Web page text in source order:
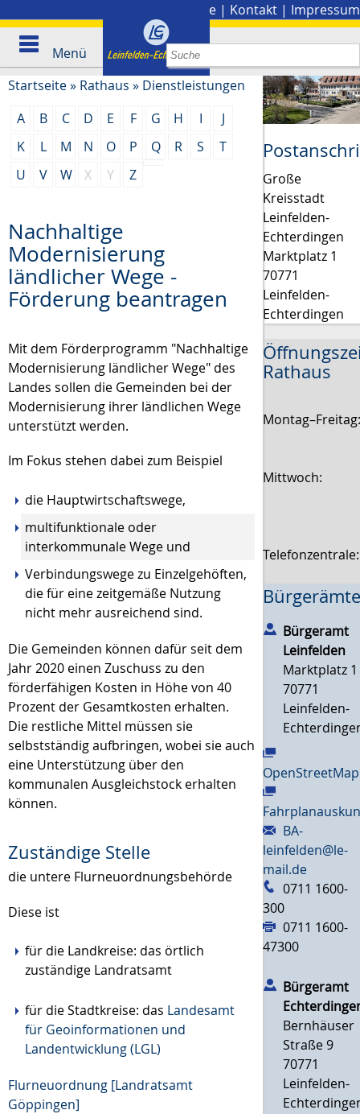
Presse | Kontakt | Impressum
Menü
Startseite» Rathaus » Dienstleistungen
A
B C D E F G H I
J
K
L M N O P Q R S
T
U
V W X Y Z
Nachhaltige
Modernisierung
ländlicher Wege -
Förderung beantragen
Mit dem Förderprogramm "Nachhaltige
Modernisierung ländlicher Wege" des
Landes sollen die Gemeinden bei der
Modernisierung ihrer ländlichen Wege
unterstützt werden.
Im Fokus stehen dabei zum Beispiel
die Hauptwirtschaftswege,
multifunktionale oder
interkommunale Wege und
Verbindungswege zu Einzelgehöften,
die für eine zeitgemäße Nutzung
nicht mehr ausreichend sind.
Die Gemeinden können dafür seit dem
Jahr 2020 einen Zuschuss zu den
förderfähigen Kosten in Höhe von 40
Prozent der Gesamtkosten erhalten.
Die restliche Mittel müssen sie
selbstständig aufbringen, wobei sie auch
eine Unterstützung über den
kommunalen Ausgleichstock erhalten
können.
Zuständige Stelle
die untere Flurneuordnungsbehörde
Diese ist
für die Landkreise: das örtlich
zuständige Landratsamt
für die Stadtkreise: das Landesamt
für Geoinformationen und
Landentwicklung (LGL)
Flurneuordnung [Landratsamt
Göppingen]
Große
Kreisstadt
Leinfelden-
Echterdingen
Marktplatz 1
70771
Leinfelden-
Echterdingen
Rathaus
Mittwoch:
Bürgeramt
Leinfelden
Marktplatz 1
70771
Leinfelden-
OpenStreetMap
BA-
leinfelden@le-
mail.de
0711 1600-
300
0711 1600-
47300
Bürgeramt
Bernhäuser
Straße 9
70771
Leinfelden-